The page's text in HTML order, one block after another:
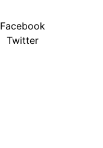
Facebook
Twitter